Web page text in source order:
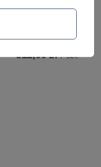
312,00 zł / szt.